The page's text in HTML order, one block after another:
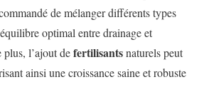
de mélanger différents types
optimal entre drainage et
l’ajout defertilisantsnaturels peut
ainsi une croissance saine et robuste